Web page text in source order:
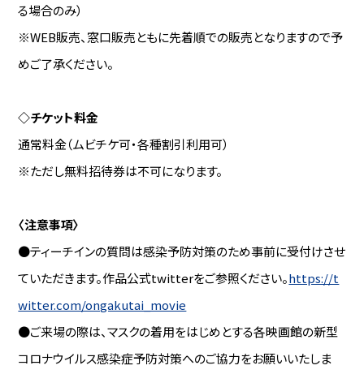
る場合のみ）
※WEB販売、窓口販売ともに先着順での販売となりますので予
めご了承ください。
◇チケット料金
通常料金（ムビチケ可・各種割引利用可）
※ただし無料招待券は不可になります。
〈注意事項〉
●ティーチインの質問は感染予防対策のため事前に受付けさせ
ていただきます。作品公式twitterをご参照ください。https://t
witter.com/ongakutai_movie
●ご来場の際は、マスクの着用をはじめとする各映画館の新型
コロナウイルス感染症予防対策へのご協力をお願いいたしま